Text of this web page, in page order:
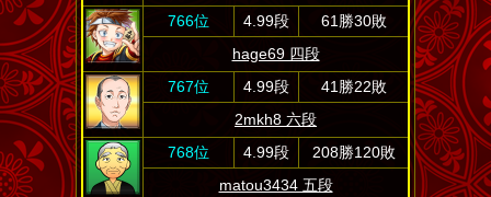
766位
4.99段
61勝30敗
hage69 四段
767位
4.99段
41勝22敗
2mkh8 六段
768位
4.99段
208勝120敗
matou3434 五段